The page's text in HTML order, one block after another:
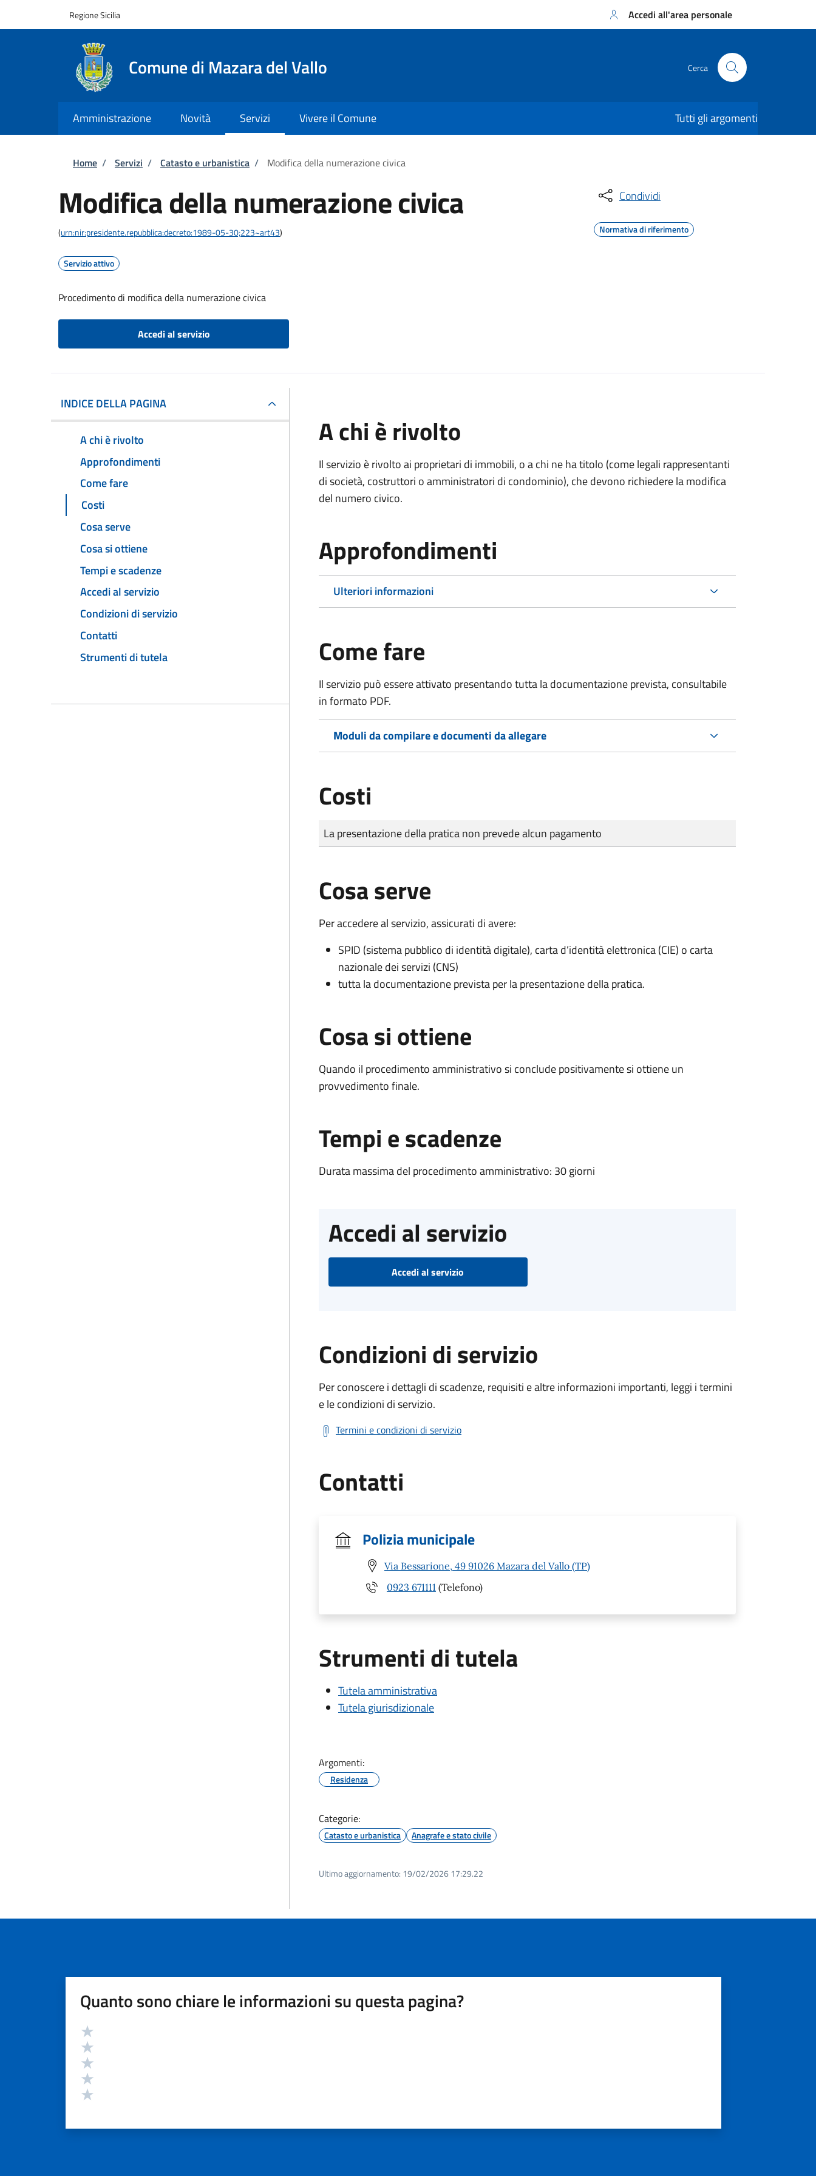
Regione Sicilia Accedi all'area personale
Comune di Mazara del Vallo Cerca
Amministrazione Novità Servizi Vivere il Comune Tutti gli argomenti
Briciole di pane
Home / Servizi / Catasto e urbanistica / Modifica della numerazione civica
Modifica della numerazione civica
(urn:nir:presidente.repubblica:decreto:1989-05-30;223~art43)
Servizio attivo
Procedimento di modifica della numerazione civica
Accedi al servizio
Condividi
Normativa di riferimento
INDICE DELLA PAGINA
A chi è rivolto
Approfondimenti
Come fare
Costi
Cosa serve
Cosa si ottiene
Tempi e scadenze
Accedi al servizio
Condizioni di servizio
Contatti
Strumenti di tutela
A chi è rivolto
Il servizio è rivolto ai proprietari di immobili, o a chi ne ha titolo (come legali rappresentanti
di società, costruttori o amministratori di condominio), che devono richiedere la modifica
del numero civico.
Approfondimenti
Ulteriori informazioni
Come fare
Il servizio può essere attivato presentando tutta la documentazione prevista, consultabile
in formato PDF.
Moduli da compilare e documenti da allegare
Costi
Tipo di pagamento
Importo
La presentazione della pratica non prevede alcun pagamento
Cosa serve
Per accedere al servizio, assicurati di avere:
SPID (sistema pubblico di identità digitale), carta d’identità elettronica (CIE) o carta
nazionale dei servizi (CNS)
tutta la documentazione prevista per la presentazione della pratica.
Cosa si ottiene
Quando il procedimento amministrativo si conclude positivamente si ottiene un
provvedimento finale.
Tempi e scadenze
Durata massima del procedimento amministrativo: 30 giorni
Accedi al servizio
Accedi al servizio
Condizioni di servizio
Per conoscere i dettagli di scadenze, requisiti e altre informazioni importanti, leggi i termini
e le condizioni di servizio.
Termini e condizioni di servizio
Contatti
Polizia municipale
Via Bessarione, 49 91026 Mazara del Vallo (TP)
0923 671111 (Telefono)
Strumenti di tutela
Tutela amministrativa
Tutela giurisdizionale
Argomenti:
Residenza
Categorie:
Catasto e urbanistica Anagrafe e stato civile
Ultimo aggiornamento: 19/02/2026 17:29.22
Quanto sono chiare le informazioni su questa pagina?
Valutazione